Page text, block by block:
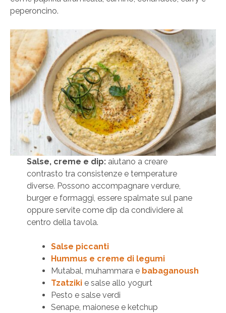
peperoncino.
Salse, creme e dip:aiutano a creare
contrasto tra consistenze e temperature
diverse. Possono accompagnare verdure,
burger e formaggi, essere spalmate sul pane
oppure servite come dip da condividere al
centro della tavola.
Salse piccanti
Hummus e creme di legumi
Mutabal, muhammara e babaganoush
Tzatzikie salse allo yogurt
Pesto e salse verdi
Senape, maionese e ketchup